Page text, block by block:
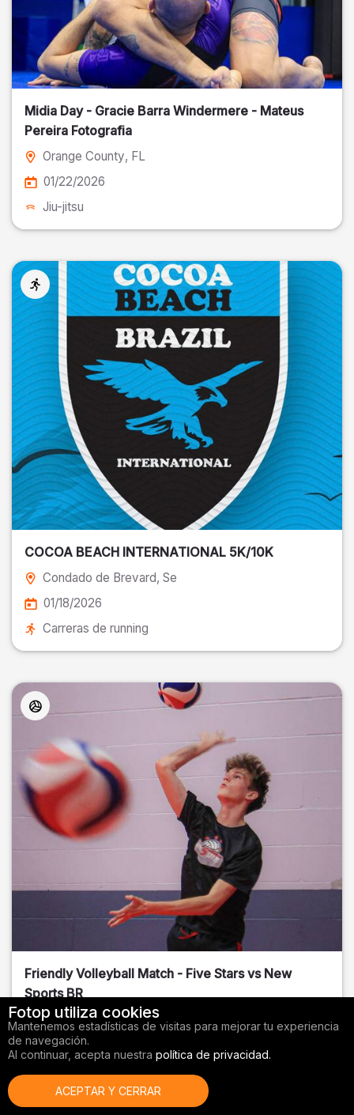
Midia Day - Gracie Barra Windermere - Mateus
Pereira Fotografia
Orange County, FL
01/22/2026
Jiu-jitsu
COCOA BEACH INTERNATIONAL 5K/10K
Condado de Brevard, Se
01/18/2026
Carreras de running
Friendly Volleyball Match - Five Stars vs New
Sports BR
Orange County, FL
01/14/2026
Fotop utiliza cookies
Mantenemos estadísticas de visitas para mejorar tu experiencia
de navegación.
Al continuar, acepta nuestra política de privacidad.
ACEPTAR Y CERRAR